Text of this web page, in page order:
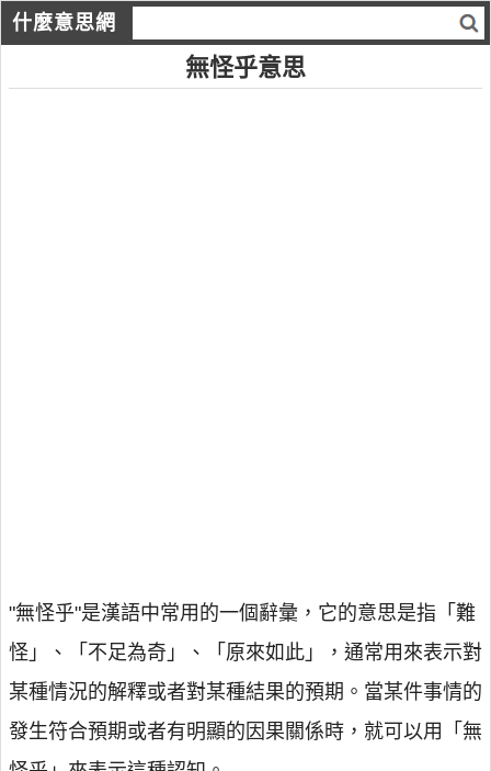
什麼意思網
無怪乎意思
"無怪乎"是漢語中常用的一個辭彙，它的意思是指「難
怪」、「不足為奇」、「原來如此」，通常用來表示對
某種情況的解釋或者對某種結果的預期。當某件事情的
發生符合預期或者有明顯的因果關係時，就可以用「無